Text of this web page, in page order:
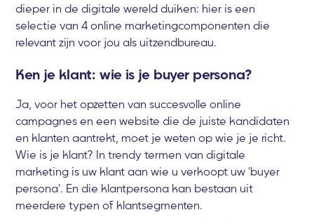
dieper in de digitale wereld duiken: hier is een
selectie van 4 online marketingcomponenten die
relevant zijn voor jou als uitzendbureau.
Ken je klant: wie is je buyer persona?
Ja, voor het opzetten van succesvolle online
campagnes en een website die de juiste kandidaten
en klanten aantrekt, moet je weten op wie je je richt.
Wie is je klant? In trendy termen van digitale
marketing is uw klant aan wie u verkoopt uw 'buyer
persona'. En die klantpersona kan bestaan uit
meerdere typen of klantsegmenten.